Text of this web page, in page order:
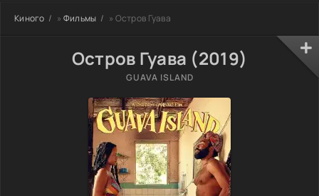
Киного » Фильмы » Остров Гуава
Остров Гуава (2019)
GUAVA ISLAND